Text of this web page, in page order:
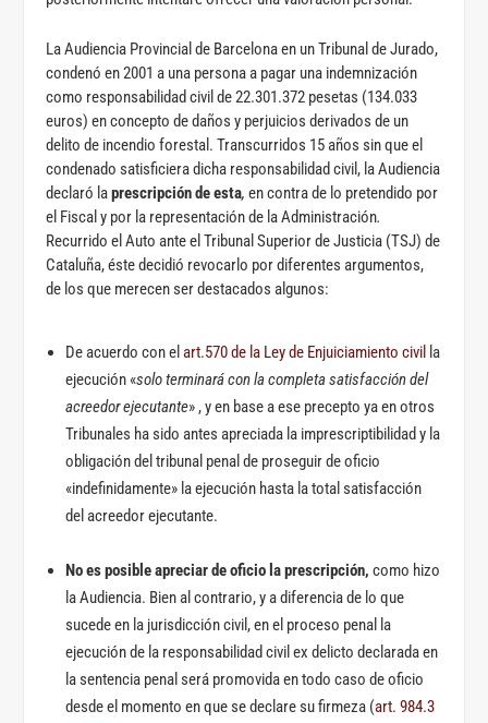
La Audiencia Provincial de Barcelona en un Tribunal de Jurado,
condenó en 2001 a una persona a pagar una indemnización
como responsabilidad civil de 22.301.372 pesetas (134.033
euros) en concepto de daños y perjuicios derivados de un
delito de incendio forestal. Transcurridos 15 años sin que el
condenado satisficiera dicha responsabilidad civil, la Audiencia
declaró laprescripción de esta,en contra de lo pretendido por
el Fiscal y por la representación de la Administración.
Recurrido el Auto ante el Tribunal Superior de Justicia (TSJ) de
Cataluña, éste decidió revocarlo por diferentes argumentos,
de los que merecen ser destacados algunos:
De acuerdo con el art.570 de la Ley de Enjuiciamiento civil la
ejecución «solo terminará con la completa satisfacción del
acreedor ejecutante» , y en base a ese precepto ya en otros
Tribunales ha sido antes apreciada la imprescriptibilidad y la
obligación del tribunal penal de proseguir de oficio
«indefinidamente» la ejecución hasta la total satisfacción
del acreedor ejecutante.
No es posible apreciar de oficio la prescripción, como hizo
la Audiencia. Bien al contrario, y a diferencia de lo que
sucede en la jurisdicción civil, en el proceso penal la
ejecución de la responsabilidad civil ex delicto declarada en
la sentencia penal será promovida en todo caso de oficio
desde el momento en que se declare su firmeza (art. 984.3